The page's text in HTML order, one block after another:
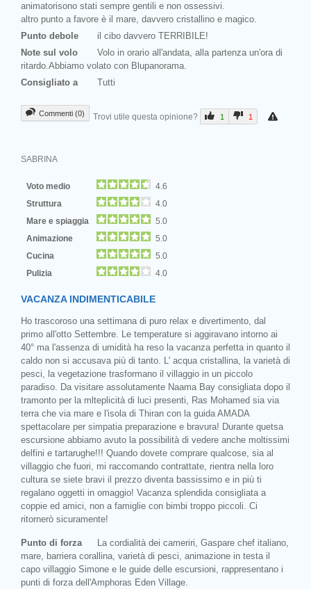
animatorisono stati sempre gentili e non ossessivi.
altro punto a favore è il mare, davvero cristallino e magico.
Punto debole
il cibo davvero TERRIBILE!
Note sul volo
Volo in orario all'andata, alla partenza un'ora di
ritardo.Abbiamo volato con Blupanorama.
Consigliato a
Tutti
Commenti (0) Trovi utile questa opinione? 1 1
SABRINA
Voto medio
4.6
Struttura
4.0
Mare e spiaggia
5.0
Animazione
5.0
Cucina
5.0
Pulizia
4.0
VACANZA INDIMENTICABILE
Ho trascoroso una settimana di puro relax e divertimento, dal
primo all'otto Settembre. Le temperature si aggiravano intorno ai
40° ma l'assenza di umidità ha reso la vacanza perfetta in quanto il
caldo non si accusava più di tanto. L' acqua cristallina, la varietà di
pesci, la vegetazione trasformano il villaggio in un piccolo
paradiso. Da visitare assolutamente Naama Bay consigliata dopo il
tramonto per la mlteplicità di luci presenti, Ras Mohamed sia via
terra che via mare e l'isola di Thiran con la guida AMADA
spettacolare per simpatia preparazione e bravura! Durante quetsa
escursione abbiamo avuto la possibilità di vedere anche moltissimi
delfini e tartarughe!!! Quando dovete comprare qualcose, sia al
villaggio che fuori, mi raccomando contrattate, rientra nella loro
cultura se siete bravi il prezzo diventa bassissimo e in più ti
regalano oggetti in omaggio! Vacanza splendida consigliata a
coppie ed amici, non a famiglie con bimbi troppo piccoli. Ci
ritornerò sicuramente!
Punto di forza
La cordialità dei cameriri, Gaspare chef italiano,
mare, barriera corallina, varietà di pesci, animazione in testa il
capo villaggio Simone e le guide delle escursioni, rappresentano i
punti di forza dell'Amphoras Eden Village.